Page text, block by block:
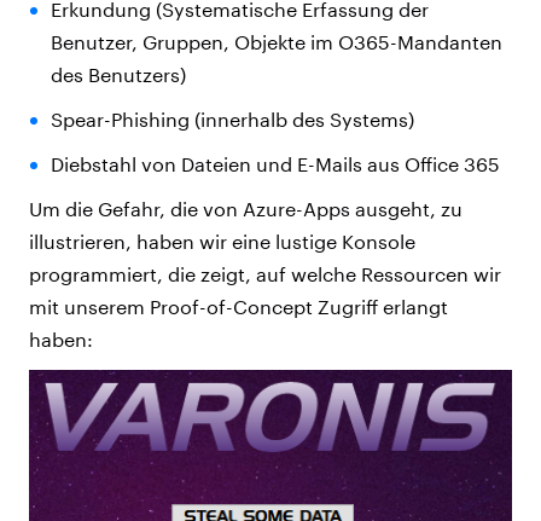
Erkundung (Systematische Erfassung der
Benutzer, Gruppen, Objekte im O365-Mandanten
des Benutzers)
Spear-Phishing (innerhalb des Systems)
Diebstahl von Dateien und E-Mails aus Office 365
Um die Gefahr, die von Azure-Apps ausgeht, zu
illustrieren, haben wir eine lustige Konsole
programmiert, die zeigt, auf welche Ressourcen wir
mit unserem Proof-of-Concept Zugriff erlangt
haben: